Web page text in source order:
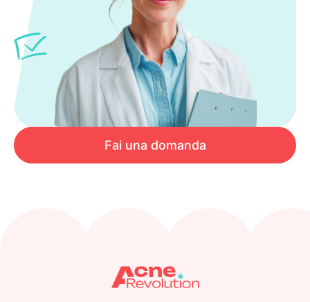
Fai una domanda